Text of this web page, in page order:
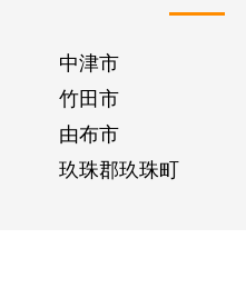
中津市
竹田市
由布市
玖珠郡玖珠町